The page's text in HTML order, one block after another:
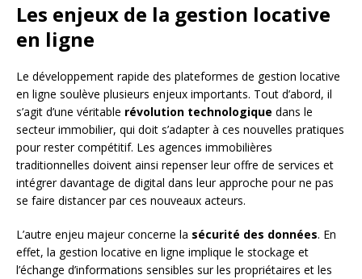
Les enjeux de la gestion locative
en ligne
Le développement rapide des plateformes de gestion locative
en ligne soulève plusieurs enjeux importants. Tout d’abord, il
s’agit d’une véritable révolution technologique dans le
secteur immobilier, qui doit s’adapter à ces nouvelles pratiques
pour rester compétitif. Les agences immobilières
traditionnelles doivent ainsi repenser leur offre de services et
intégrer davantage de digital dans leur approche pour ne pas
se faire distancer par ces nouveaux acteurs.
L’autre enjeu majeur concerne la sécurité des données. En
effet, la gestion locative en ligne implique le stockage et
l’échange d’informations sensibles sur les propriétaires et les